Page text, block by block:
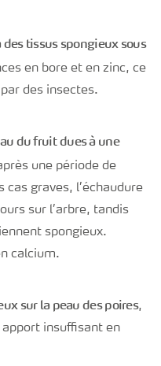
tissus spongieux sous
en bore et en zinc, ce
des insectes.
du fruit dues à une
une période de
graves, l’échaudure
sur l’arbre, tandis
spongieux.
calcium.
sur la peau des poires,
apport insuffisant en